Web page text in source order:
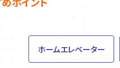
ホームエレベーター